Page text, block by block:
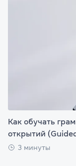
Как обучать
открытий
3 минуты